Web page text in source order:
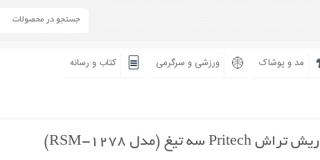
مد و پوشاک ورزشی و سرگرمی کتاب و رسانه
ریش تراش Pritech سه تیغ (مدل RSM-1278)